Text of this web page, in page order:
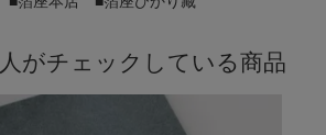
がチェックしている商品